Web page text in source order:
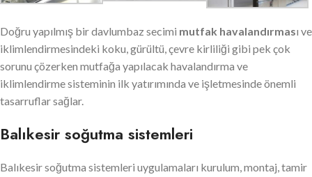
Doğru yapılmış bir davlumbaz secimi mutfak havalandırması ve
iklimlendirmesindeki koku, gürültü, çevre kirliliği gibi pek çok
sorunu çözerken mutfağa yapılacak havalandırma ve
iklimlendirme sisteminin ilk yatırımında ve işletmesinde önemli
tasarruflar sağlar.
Balıkesir soğutma sistemleri
Balıkesir soğutma sistemleri uygulamaları kurulum, montaj, tamir